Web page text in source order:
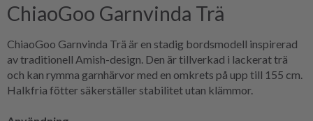
ChiaoGoo Garnvinda Trä
ChiaoGoo Garnvinda Trä är en stadig bordsmodell inspirerad
av traditionell Amish-design. Den är tillverkad i lackerat trä
och kan rymma garnhärvor med en omkrets på upp till 155 cm.
Halkfria fötter säkerställer stabilitet utan klämmor.